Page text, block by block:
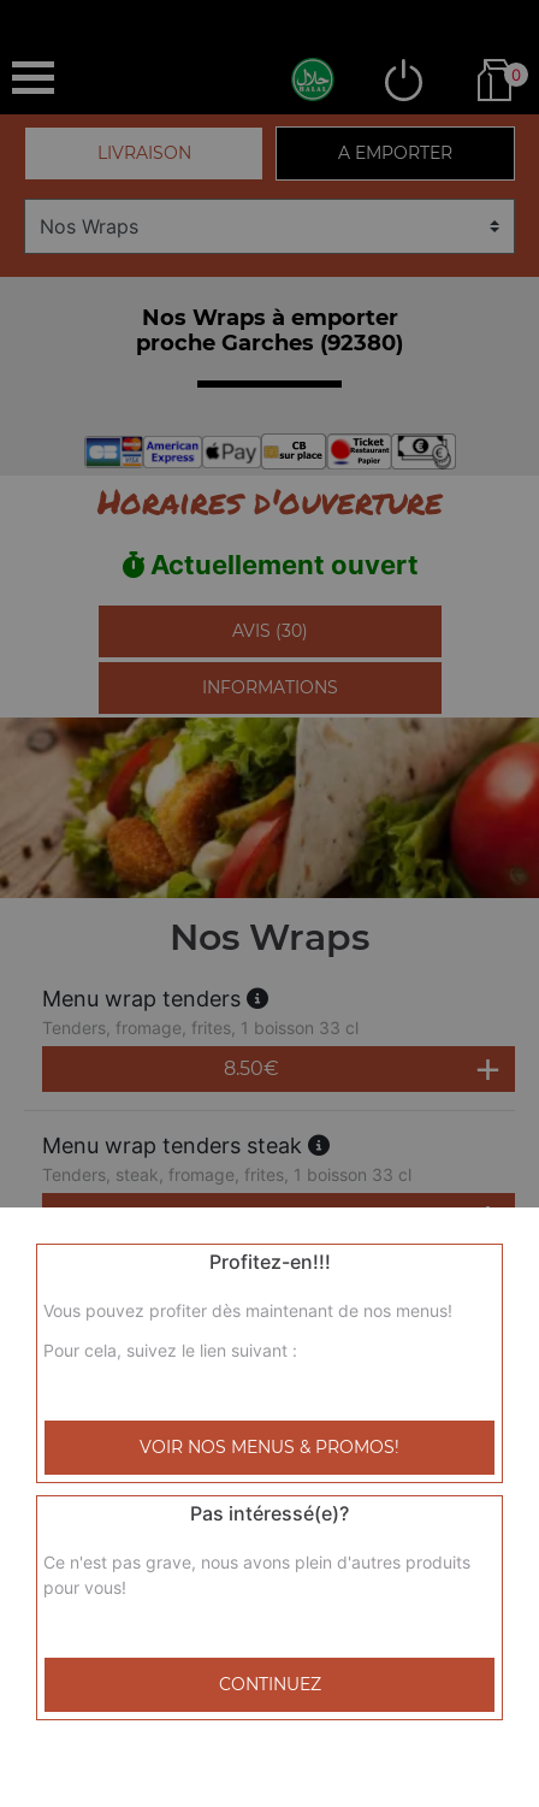
0
LIVRAISON A EMPORTER
Nos Wraps à emporter
proche Garches (92380)
Horaires d'ouverture
Actuellement ouvert
AVIS (30)
INFORMATIONS
Nos Wraps
Menu wrap tenders
Tenders, fromage, frites, 1 boisson 33 cl
8.50€
Menu wrap tenders steak
Tenders, steak, fromage, frites, 1 boisson 33 cl
9.50€
Profitez-en!!!
Vous pouvez profiter dès maintenant de nos menus!
Pour cela, suivez le lien suivant :
VOIR NOS MENUS & PROMOS!
Pas intéressé(e)?
Ce n'est pas grave, nous avons plein d'autres produits
pour vous!
CONTINUEZ